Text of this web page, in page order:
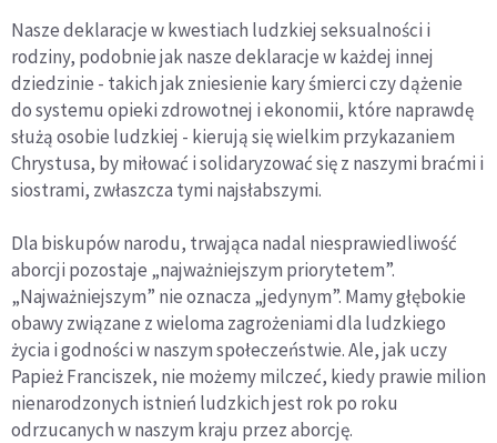
Nasze deklaracje w kwestiach ludzkiej seksualności i
rodziny, podobnie jak nasze deklaracje w każdej innej
dziedzinie - takich jak zniesienie kary śmierci czy dążenie
do systemu opieki zdrowotnej i ekonomii, które naprawdę
służą osobie ludzkiej - kierują się wielkim przykazaniem
Chrystusa, by miłować i solidaryzować się z naszymi braćmi i
siostrami, zwłaszcza tymi najsłabszymi.
Dla biskupów narodu, trwająca nadal niesprawiedliwość
aborcji pozostaje „najważniejszym priorytetem”.
„Najważniejszym” nie oznacza „jedynym”. Mamy głębokie
obawy związane z wieloma zagrożeniami dla ludzkiego
życia i godności w naszym społeczeństwie. Ale, jak uczy
Papież Franciszek, nie możemy milczeć, kiedy prawie milion
nienarodzonych istnień ludzkich jest rok po roku
odrzucanych w naszym kraju przez aborcję.